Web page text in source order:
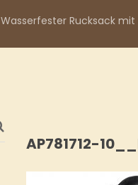
Wasserfester Rucksack
AP781712-